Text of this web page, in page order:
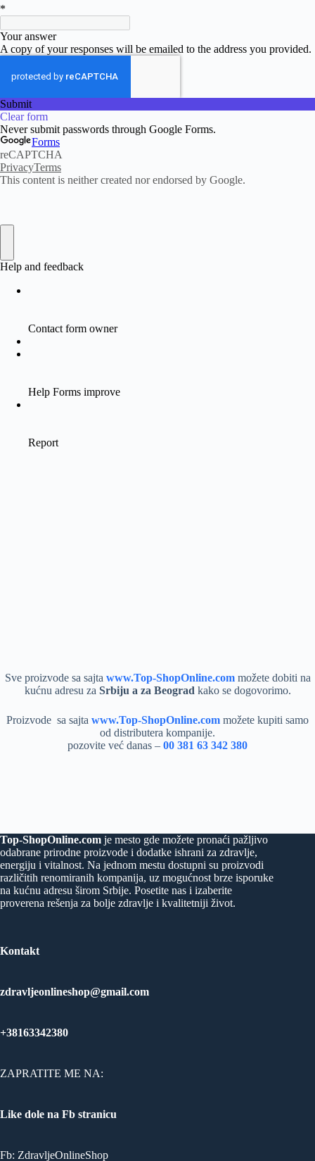
Sve proizvode sa sajta www.Top-ShopOnline.com možete dobiti na
kućnu adresu za Srbiju a za Beograd kako se dogovorimo.
Proizvode sa sajta www.Top-ShopOnline.com možete kupiti samo
od distributera kompanije.
pozovite već danas – 00 381 63 342 380
Top-ShopOnline.com je mesto gde možete pronaći pažljivo
odabrane prirodne proizvode i dodatke ishrani za zdravlje,
energiju i vitalnost. Na jednom mestu dostupni su proizvodi
različitih renomiranih kompanija, uz mogućnost brze isporuke
na kućnu adresu širom Srbije. Posetite nas i izaberite
proverena rešenja za bolje zdravlje i kvalitetniji život.
Kontakt
zdravljeonlineshop@gmail.com
+38163342380
ZAPRATITE ME NA:
Like dole na Fb stranicu
Fb: ZdravljeOnlineShop